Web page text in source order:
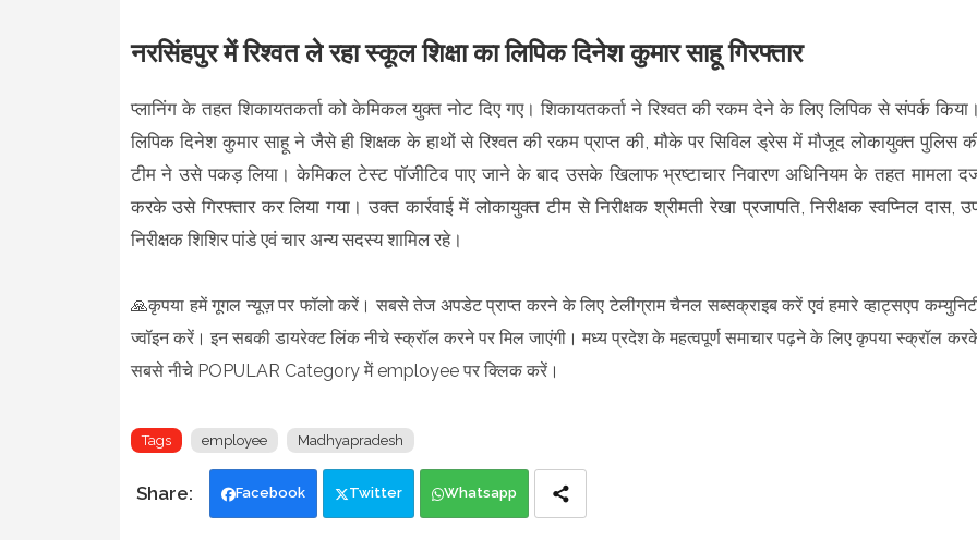
नरसिंहपुर में रिश्वत ले रहा स्कूल शिक्षा का लिपिक दिनेश कुमार साहू गिरफ्तार
प्लानिंग के तहत शिकायतकर्ता को केमिकल युक्त नोट दिए गए। शिकायतकर्ता ने रिश्वत की रकम देने के लिए लिपिक से संपर्क
लिपिक दिनेश कुमार साहू ने जैसे ही शिक्षक के हाथों से रिश्वत की रकम प्राप्त की, मौके पर सिविल ड्रेस में मौजूद लोकायुक्त पुलिस
टीम ने उसे पकड़ लिया। केमिकल टेस्ट पॉजीटिव पाए जाने के बाद उसके खिलाफ भ्रष्टाचार निवारण अधिनियम के तहत मामला
करके उसे गिरफ्तार कर लिया गया। उक्त कार्रवाई में लोकायुक्त टीम से निरीक्षक श्रीमती रेखा प्रजापति, निरीक्षक स्वप्निल दास,
निरीक्षक शिशिर पांडे एवं चार अन्य सदस्य शामिल रहे।
🙏कृपया हमें गूगल न्यूज़ पर फॉलो करें। सबसे तेज अपडेट प्राप्त करने के लिए टेलीग्राम चैनल सब्सक्राइब करें एवं हमारे व्हाट्सएप
ज्वॉइन करें। इन सबकी डायरेक्ट लिंक नीचे स्क्रॉल करने पर मिल जाएंगी। मध्य प्रदेश के महत्वपूर्ण समाचार पढ़ने के लिए कृपया स्क्रॉल
सबसे नीचे POPULAR Category में employee पर क्लिक करें।
Tags employee Madhyapradesh
Facebook Twitter Whatsapp